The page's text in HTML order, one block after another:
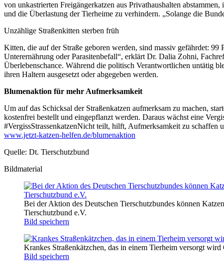
von unkastrierten Freigängerkatzen aus Privathaushalten
und die Überlastung der Tierheime zu verhindern. „Solange die
Unzählige Straßenkitten sterben früh
Kitten, die auf der Straße geboren werden, sind massiv gefährdet:
Unterernährung oder Parasitenbefall“, erklärt Dr. Dalia Zohni,
Überlebenschance. Während die politisch Verantwortlichen untätig
ihren Haltern ausgesetzt oder abgegeben werden.
Blumenaktion für mehr Aufmerksamkeit
Um auf das Schicksal der Straßenkatzen aufmerksam zu machen,
kostenfrei bestellt und eingepflanzt werden. Daraus wächst eine
#VergissStrassenkatzenNicht teilt, hilft, Aufmerksamkeit zu
www.jetzt-katzen-helfen.de/blumenaktion
Quelle: Dt. Tierschutzbund
Bildmaterial
Bei der Aktion des Deutschen Tierschutzbundes können
Tierschutzbund e.V.
Bild speichern
Krankes Straßenkätzchen, das in einem Tierheim versorgt
Bild speichern